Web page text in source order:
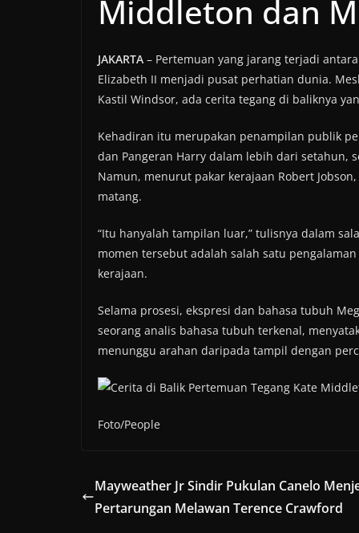
Middleton dan
JAKARTA – Pertemuan yang jarang terjadi
Elizabeth II menjadi pusat perhatian dunia.
Kastil Windsor, ada cerita tegang di baliknya
Kehadiran itu merupakan penampilan publik
dan Pangeran Harry dalam lebih dari setahun,
Namun, menurut pakar kerajaan Robert
matang.
“Itu hanyalah tampilan luar,” tulisnya dalam
momen tersebut adalah salah satu
kerajaan.
Selama prosesi, ekspresi dan bahasa tubuh
seorang analis bahasa tubuh terkenal,
menunggu arahan daripada tampil dengan
Foto/People
Mayweather Jr Sindir Pukulan Canelo
Pertarungan Melawan Terence Crawford